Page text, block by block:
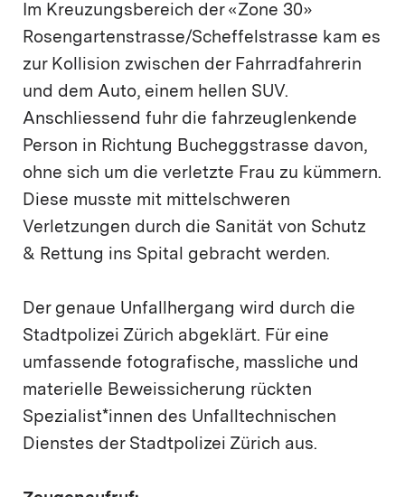
Im Kreuzungsbereich der «Zone 30»
Rosengartenstrasse/Scheffelstrasse kam es
zur Kollision zwischen der Fahrradfahrerin
und dem Auto, einem hellen SUV.
Anschliessend fuhr die fahrzeuglenkende
Person in Richtung Bucheggstrasse davon,
ohne sich um die verletzte Frau zu kümmern.
Diese musste mit mittelschweren
Verletzungen durch die Sanität von Schutz
& Rettung ins Spital gebracht werden.
Der genaue Unfallhergang wird durch die
Stadtpolizei Zürich abgeklärt. Für eine
umfassende fotografische, massliche und
materielle Beweissicherung rückten
Spezialist*innen des Unfalltechnischen
Dienstes der Stadtpolizei Zürich aus.